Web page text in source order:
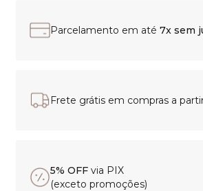
Parcelamento em até 7x sem
Frete grátis em compras a
5% OFF via PIX
(exceto promoções)